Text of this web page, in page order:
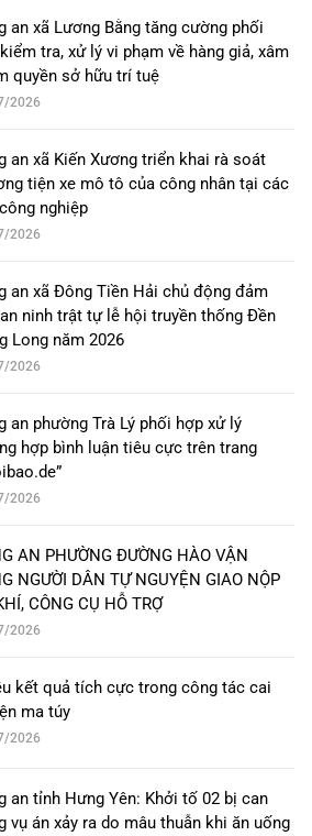
an xã Lương Bằng tăng cường phối
tra, xử lý vi phạm về hàng giả, xâm
quyền sở hữu trí tuệ
2026
an xã Kiến Xương triển khai rà soát
tiện xe mô tô của công nhân tại các
nghiệp
2026
an xã Đông Tiền Hải chủ động đảm
ninh trật tự lễ hội truyền thống Đền
Long năm 2026
2026
an phường Trà Lý phối hợp xử lý
hợp bình luận tiêu cực trên trang
2026
AN PHƯỜNG ĐƯỜNG HÀO VẬN
NGƯỜI DÂN TỰ NGUYỆN GIAO NỘP
CÔNG CỤ HỖ TRỢ
2026
kết quả tích cực trong công tác cai
ma túy
2026
an tỉnh Hưng Yên: Khởi tố 02 bị can
vụ án xảy ra do mâu thuẫn khi ăn uống